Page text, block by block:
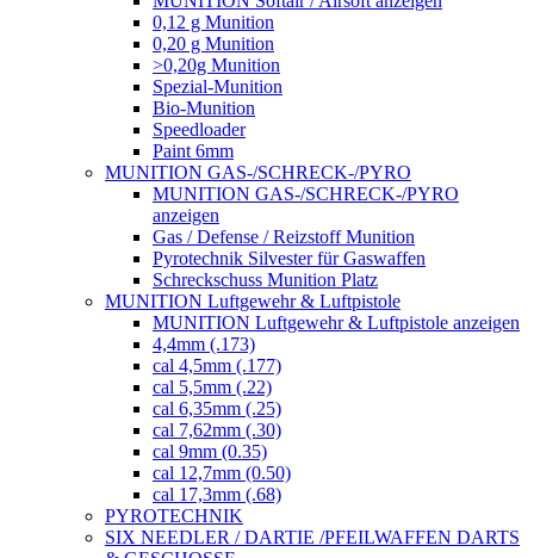
0,12 g Munition
0,20 g Munition
>0,20g Munition
Spezial-Munition
Bio-Munition
Speedloader
Paint 6mm
MUNITION GAS-/SCHRECK-/PYRO
MUNITION GAS-/SCHRECK-/PYRO
anzeigen
Gas / Defense / Reizstoff Munition
Pyrotechnik Silvester für Gaswaffen
Schreckschuss Munition Platz
MUNITION Luftgewehr & Luftpistole
MUNITION Luftgewehr & Luftpistole anzeigen
4,4mm (.173)
cal 4,5mm (.177)
cal 5,5mm (.22)
cal 6,35mm (.25)
cal 7,62mm (.30)
cal 9mm (0.35)
cal 12,7mm (0.50)
cal 17,3mm (.68)
PYROTECHNIK
SIX NEEDLER / DARTIE /PFEILWAFFEN DARTS